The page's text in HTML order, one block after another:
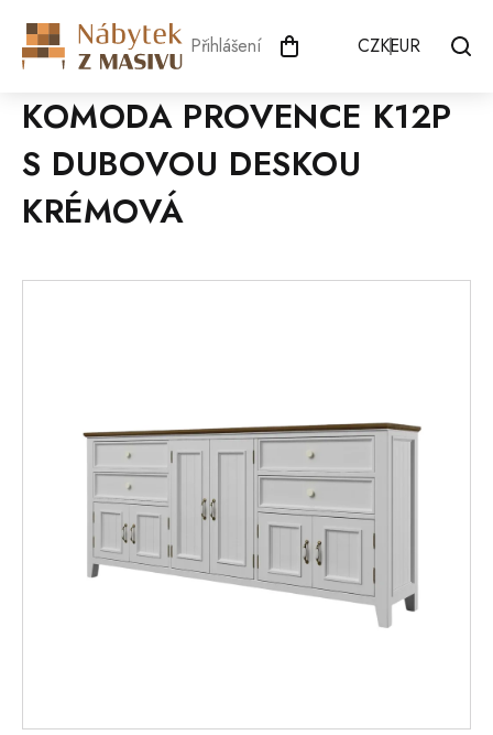
obsah
Přihlášení CZKEUR
KOMODA PROVENCE K12P
S DUBOVOU DESKOU
KRÉMOVÁ